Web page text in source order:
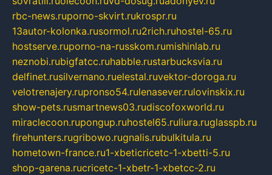
rbc-news.ruporno-skvirt.rukrospr.ru
13autor-kolonka.rusormol.ru2rich.ruhostel-65.ru
hostserve.ruporno-na-russkom.rumishinlab.ru
neznobi.rubigfatcc.ruhabble.rustarbucksvia.ru
delfinet.rusilvernano.ruelestal.ruvektor-doroga.ru
velotrenajery.rupronso54.rulenasever.rulovinskix.ru
show-pets.rusmartnews03.rudiscofoxworld.ru
miraclecoon.rupongup.ruhostel65.ruliura.ruglasspb.ru
firehunters.rugribowo.rugnalis.rubulkitula.ru
hometown-france.ru1-xbeticricetc-1-xbetti-5.ru
shop-garena.rucricetc-1-xbetr-1-xbetcc-2.ru